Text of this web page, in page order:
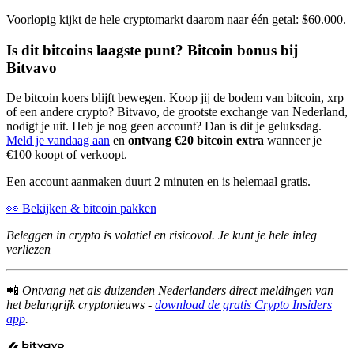
Voorlopig kijkt de hele cryptomarkt daarom naar één getal: $60.000.
Is dit bitcoins laagste punt? Bitcoin bonus bij
Bitvavo
De bitcoin koers blijft bewegen. Koop jij de bodem van bitcoin, xrp
of een andere crypto? Bitvavo, de grootste exchange van Nederland,
nodigt je uit. Heb je nog geen account? Dan is dit je geluksdag.
Meld je vandaag aan en ontvang €20 bitcoin extra wanneer je
€100 koopt of verkoopt.
Een account aanmaken duurt 2 minuten en is helemaal gratis.
👀 Bekijken & bitcoin pakken
Beleggen in crypto is volatiel en risicovol. Je kunt je hele inleg
verliezen
📲 Ontvang net als duizenden Nederlanders direct meldingen van
het belangrijk cryptonieuws - download de gratis Crypto Insiders
app.